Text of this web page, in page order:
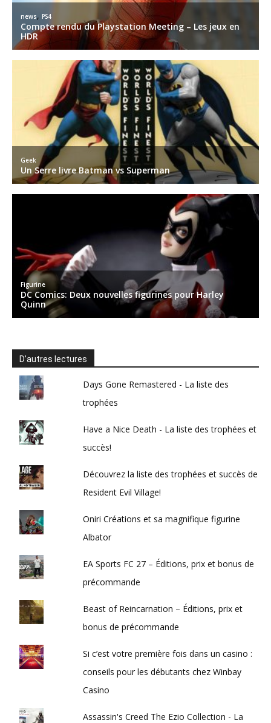
D’autres lectures
Days Gone Remastered - La liste des
trophées
Have a Nice Death - La liste des trophées et
succès!
Découvrez la liste des trophées et succès de
Resident Evil Village!
Oniri Créations et sa magnifique figurine
Albator
EA Sports FC 27 – Éditions, prix et bonus de
précommande
Beast of Reincarnation – Éditions, prix et
bonus de précommande
Si c’est votre première fois dans un casino :
conseils pour les débutants chez Winbay
Casino
Assassin's Creed The Ezio Collection - La